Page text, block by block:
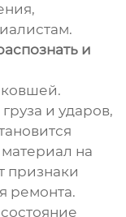
и
ковшей.
и ударов,
на
признаки
ремонта.